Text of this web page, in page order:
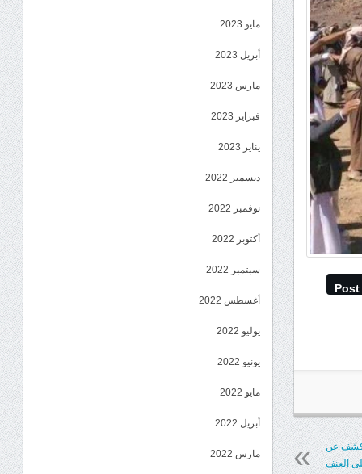
Post
عن
العنف
مايو 2023
أبريل 2023
مارس 2023
فبراير 2023
يناير 2023
ديسمبر 2022
نوفمبر 2022
أكتوبر 2022
سبتمبر 2022
أغسطس 2022
يوليو 2022
يونيو 2022
مايو 2022
أبريل 2022
مارس 2022